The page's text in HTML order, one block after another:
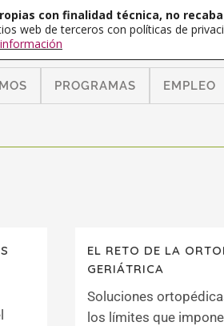
PROGRAMAS EMPLEO
EL RETO DE LA
GERIÁTRICA
Soluciones
los límites que
con finalidad técnica, no
web de terceros con políticas de